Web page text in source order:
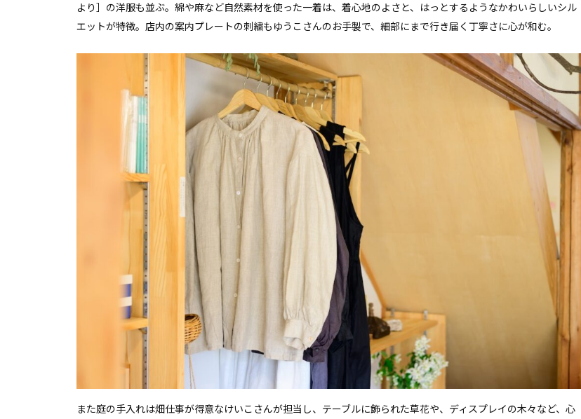
より］の洋服も並ぶ。綿や麻など自然素材を使った一着は、着心地のよさと、はっとするようなかわいらしいシル
エットが特徴。店内の案内プレートの刺繍もゆうこさんのお手製で、細部にまで行き届く丁寧さに心が和む。
また庭の手入れは畑仕事が得意なけいこさんが担当し、テーブルに飾られた草花や、ディスプレイの木々など、心